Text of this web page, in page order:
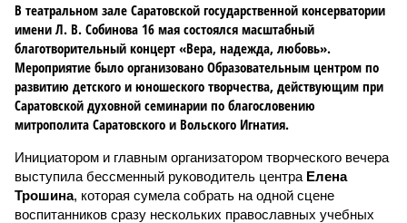
В театральном зале Саратовской государственной консерватории
имени Л. В. Собинова 16 мая состоялся масштабный
благотворительный концерт «Вера, надежда, любовь».
Мероприятие было организовано Образовательным центром по
развитию детского и юношеского творчества, действующим при
Саратовской духовной семинарии по благословению
митрополита Саратовского и Вольского Игнатия.
Инициатором и главным организатором творческого вечера
выступила бессменный руководитель центра Елена
Трошина, которая сумела собрать на одной сцене
воспитанников сразу нескольких православных учебных